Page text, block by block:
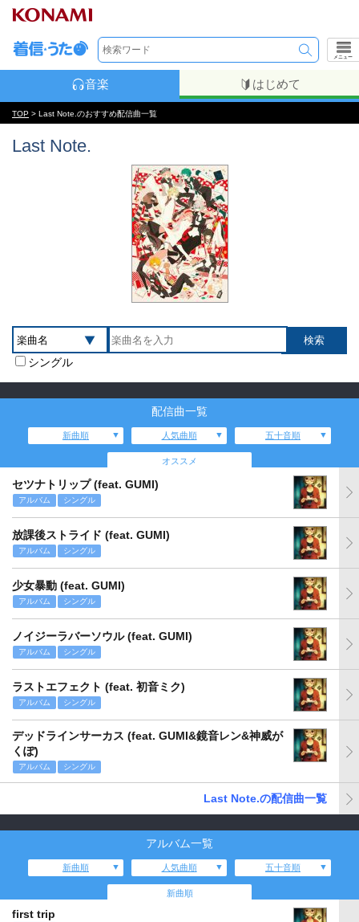
メニュー
音楽 はじめて
TOP > Last Note.のおすすめ配信曲一覧
Last Note.
シングル
配信曲一覧
新曲順 人気曲順 五十音順
オススメ
セツナトリップ (feat. GUMI)
アルバム シングル
放課後ストライド (feat. GUMI)
アルバム シングル
少女暴動 (feat. GUMI)
アルバム シングル
ノイジーラバーソウル (feat. GUMI)
アルバム シングル
ラストエフェクト (feat. 初音ミク)
アルバム シングル
デッドラインサーカス (feat. GUMI&鏡音レン&神威が
くぽ)
アルバム シングル
Last Note.の配信曲一覧
アルバム一覧
新曲順 人気曲順 五十音順
新曲順
first trip